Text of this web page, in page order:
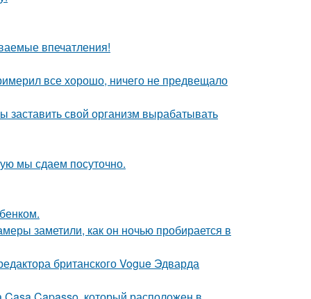
впечатления!
все хорошо, ничего не предвещало
заставить свой организм вырабатывать
мы сдаем посуточно.
заметили, как он ночью пробирается в
британского Vogue Эдварда